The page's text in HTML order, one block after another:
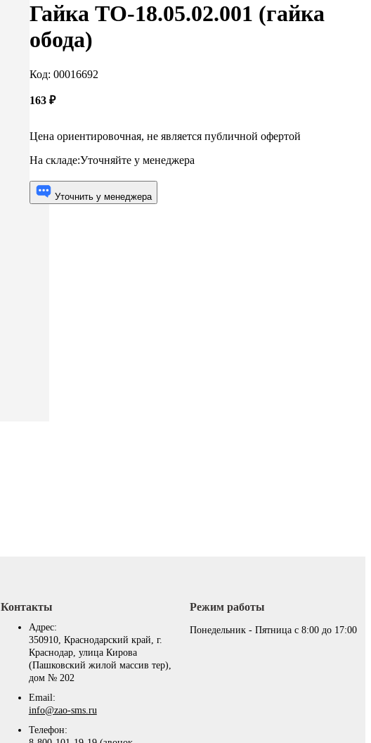
Гайка ТО-18.05.02.001 (гайка
обода)
Код: 00016692
163₽
Цена ориентировочная, не является публичной офертой
На складе:Уточняйте у менеджера
Уточнить у менеджера
Контакты
Адрес:
350910, Краснодарский край, г.
Краснодар, улица Кирова
(Пашковский жилой массив тер),
дом № 202
Email:
info@zao-sms.ru
Телефон:
Режим работы
Понедельник - Пятница с 8:00 до 17:00